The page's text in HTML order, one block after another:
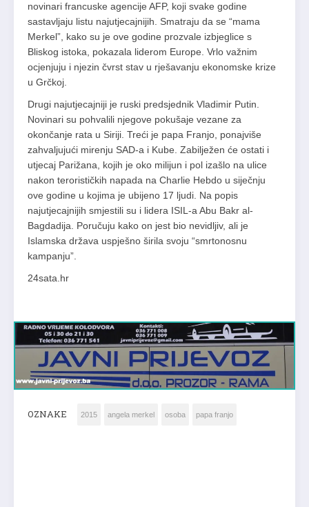
novinari francuske agencije AFP, koji svake godine
sastavljaju listu najutjecajnijih. Smatraju da se “mama
Merkel”, kako su je ove godine prozvale izbjeglice s
Bliskog istoka, pokazala liderom Europe. Vrlo važnim
ocjenjuju i njezin čvrst stav u rješavanju ekonomske krize
u Grčkoj.
Drugi najutjecajniji je ruski predsjednik Vladimir Putin.
Novinari su pohvalili njegove pokušaje vezane za
okončanje rata u Siriji. Treći je papa Franjo, ponajviše
zahvaljujući mirenju SAD-a i Kube. Zabilježen će ostati i
utjecaj Parižana, kojih je oko milijun i pol izašlo na ulice
nakon terorističkih napada na Charlie Hebdo u siječnju
ove godine u kojima je ubijeno 17 ljudi. Na popis
najutjecajnijih smjestili su i lidera ISIL-a Abu Bakr al-
Bagdadija. Poručuju kako on jest bio nevidljiv, ali je
Islamska država uspješno širila svoju “smrtonosnu
kampanju”.
24sata.hr
OZNAKE 2015 angela merkel osoba papa franjo